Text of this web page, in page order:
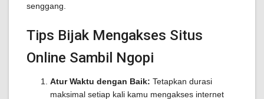
senggang.
Tips Bijak Mengakses Situs
Online Sambil Ngopi
Atur Waktu dengan Baik: Tetapkan durasi
maksimal setiap kali kamu mengakses internet